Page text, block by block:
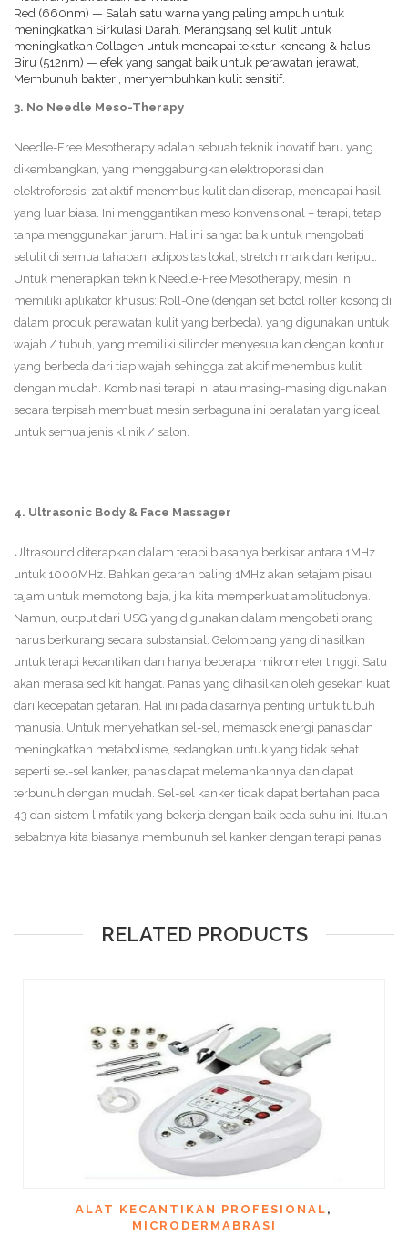
Red (660nm) — Salah satu warna yang paling ampuh untuk
meningkatkan Sirkulasi Darah. Merangsang sel kulit untuk
meningkatkan Collagen untuk mencapai tekstur kencang & halus
Biru (512nm) — efek yang sangat baik untuk perawatan jerawat,
Membunuh bakteri, menyembuhkan kulit sensitif.
3. No Needle Meso-Therapy
Needle-Free Mesotherapy adalah sebuah teknik inovatif baru yang
dikembangkan, yang menggabungkan elektroporasi dan
elektroforesis, zat aktif menembus kulit dan diserap, mencapai hasil
yang luar biasa. Ini menggantikan meso konvensional – terapi, tetapi
tanpa menggunakan jarum. Hal ini sangat baik untuk mengobati
selulit di semua tahapan, adipositas lokal, stretch mark dan keriput.
Untuk menerapkan teknik Needle-Free Mesotherapy, mesin ini
memiliki aplikator khusus: Roll-One (dengan set botol roller kosong di
dalam produk perawatan kulit yang berbeda), yang digunakan untuk
wajah / tubuh, yang memiliki silinder menyesuaikan dengan kontur
yang berbeda dari tiap wajah sehingga zat aktif menembus kulit
dengan mudah. Kombinasi terapi ini atau masing-masing digunakan
secara terpisah membuat mesin serbaguna ini peralatan yang ideal
untuk semua jenis klinik / salon.
4. Ultrasonic Body & Face Massager
Ultrasound diterapkan dalam terapi biasanya berkisar antara 1MHz
untuk 1000MHz. Bahkan getaran paling 1MHz akan setajam pisau
tajam untuk memotong baja, jika kita memperkuat amplitudonya.
Namun, output dari USG yang digunakan dalam mengobati orang
harus berkurang secara substansial. Gelombang yang dihasilkan
untuk terapi kecantikan dan hanya beberapa mikrometer tinggi. Satu
akan merasa sedikit hangat. Panas yang dihasilkan oleh gesekan kuat
dari kecepatan getaran. Hal ini pada dasarnya penting untuk tubuh
manusia. Untuk menyehatkan sel-sel, memasok energi panas dan
meningkatkan metabolisme, sedangkan untuk yang tidak sehat
seperti sel-sel kanker, panas dapat melemahkannya dan dapat
terbunuh dengan mudah. Sel-sel kanker tidak dapat bertahan pada
43 dan sistem limfatik yang bekerja dengan baik pada suhu ini. Itulah
sebabnya kita biasanya membunuh sel kanker dengan terapi panas.
RELATED PRODUCTS
ALAT KECANTIKAN PROFESIONAL ,
MICRODERMABRASI